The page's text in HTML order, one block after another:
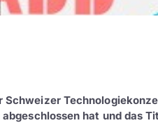
Schweizer
hat und das